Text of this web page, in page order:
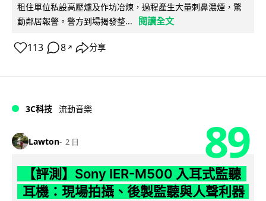
租住單位私設高壓爐及作坊冶煉，過程產生大量刺鼻濃煙，驚
動鄰居報警。警方到場揭發整...
閱讀全文
113 8 ↗ 分享
3C科技 流動音樂
Lawton 2 日 89
【評測】Sony IER-M500 入耳式監聽
耳機：現場拍攝、後製監聽與人聲利器